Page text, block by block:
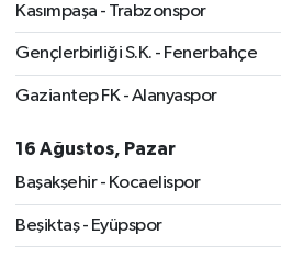
Kasımpaşa - Trabzonspor
Gençlerbirliği S.K. - Fenerbahçe
Gaziantep FK - Alanyaspor
16 Ağustos, Pazar
Başakşehir - Kocaelispor
Beşiktaş - Eyüpspor